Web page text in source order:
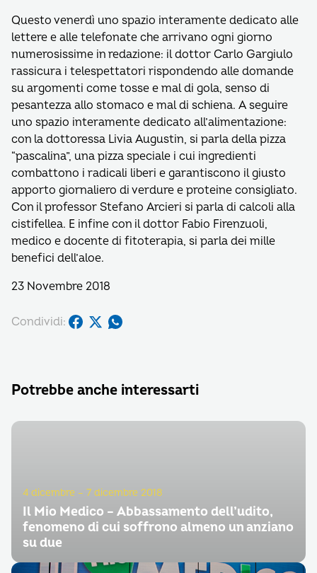
Questo venerdì uno spazio interamente dedicato alle
lettere e alle telefonate che arrivano ogni giorno
numerosissime in redazione: il dottor Carlo Gargiulo
rassicura i telespettatori rispondendo alle domande
su argomenti come tosse e mal di gola, senso di
pesantezza allo stomaco e mal di schiena. A seguire
uno spazio interamente dedicato all’alimentazione:
con la dottoressa Livia Augustin, si parla della pizza
“pascalina”, una pizza speciale i cui ingredienti
combattono i radicali liberi e garantiscono il giusto
apporto giornaliero di verdure e proteine consigliato.
Con il professor Stefano Arcieri si parla di calcoli alla
cistifellea. E infine con il dottor Fabio Firenzuoli,
medico e docente di fitoterapia, si parla dei mille
benefici dell’aloe.
23 Novembre 2018
Condividi:
Potrebbe anche interessarti
4 dicembre – 7 dicembre 2018
Il Mio Medico – Abbassamento dell’udito,
fenomeno di cui soffrono almeno un anziano
su due